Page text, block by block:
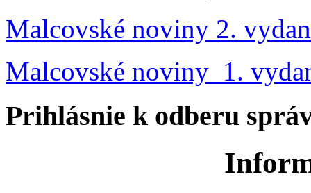
Malcovské noviny 2.
Malcovské noviny 1.
Prihlásnie k odberu